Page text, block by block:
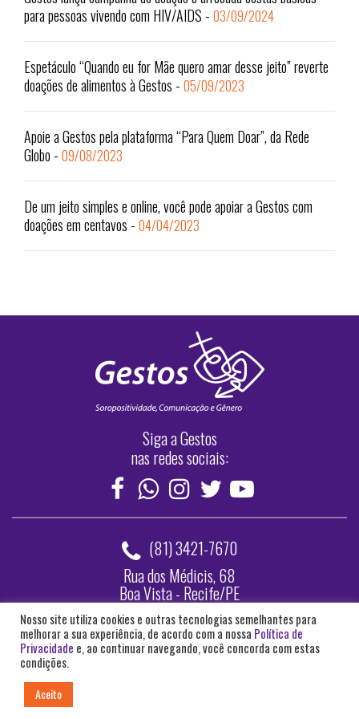
para pessoas vivendo com HIV/AIDS - 03/09/2024
Espetáculo “Quando eu for Mãe quero amar desse jeito” reverte
doações de alimentos à Gestos - 05/09/2023
Apoie a Gestos pela plataforma “Para Quem Doar”, da Rede
Globo - 09/08/2023
De um jeito simples e online, você pode apoiar a Gestos com
doações em centavos - 04/04/2023
Siga a Gestos
nas redes sociais:
(81) 3421-7670
Rua dos Médicis, 68
Boa Vista - Recife/PE
Webmail
Nosso site utiliza cookies e outras tecnologias semelhantes para
melhorar a sua experiência, de acordo com a nossa Política de
Privacidade e, ao continuar navegando, você concorda com estas
condições.
Aceito